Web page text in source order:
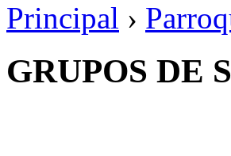
Principal ›
GRUPOS DE